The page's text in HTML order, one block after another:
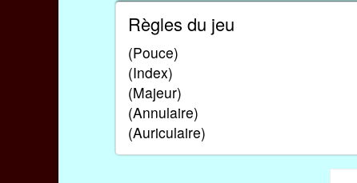
Règles du jeu
(Pouce)
(Index)
(Majeur)
(Annulaire)
(Auriculaire)